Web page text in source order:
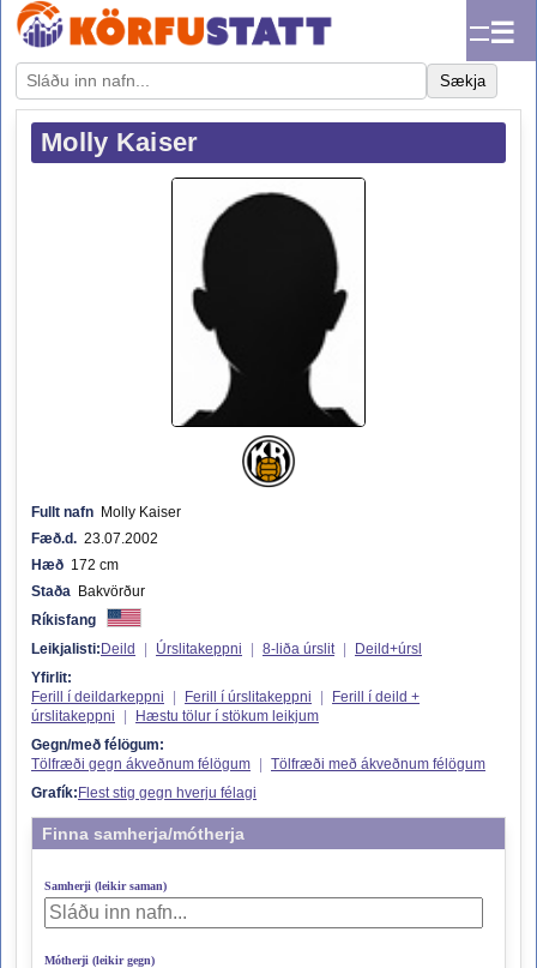
☰
Sækja
Molly Kaiser
Fullt nafn Molly Kaiser
Fæð.d. 23.07.2002
Hæð 172 cm
Staða Bakvörður
Ríkisfang
Leikjalisti: Deild Úrslitakeppni 8-liða úrslit
Deild+úrsl
Yfirlit:
Ferill í deildarkeppni
Ferill í úrslitakeppni
Ferill í deild +
úrslitakeppni
Hæstu tölur í stökum leikjum
Gegn/með félögum:
Tölfræði gegn ákveðnum félögum
Tölfræði með ákveðnum félögum
Grafík: Flest stig gegn hverju félagi
Finna samherja/mótherja
Samherji (leikir saman)
Mótherji (leikir gegn)